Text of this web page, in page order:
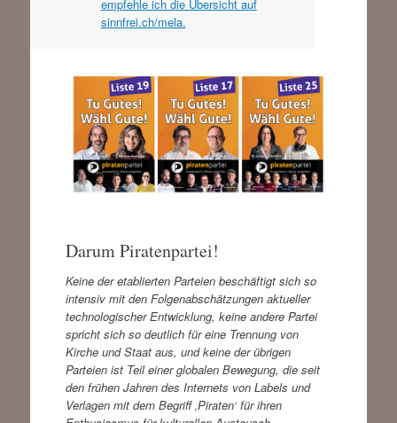
empfehle ich die Übersicht auf
sinnfrei.ch/mela.
Darum Piratenpartei!
Keine der etablierten Parteien beschäftigt sich so
intensiv mit den Folgenabschätzungen aktueller
technologischer Entwicklung, keine andere Partei
spricht sich so deutlich für eine Trennung von
Kirche und Staat aus, und keine der übrigen
Parteien ist Teil einer globalen Bewegung, die seit
den frühen Jahren des Internets von Labels und
Verlagen mit dem Begriff ‚Piraten‘ für ihren